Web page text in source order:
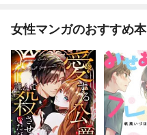
女性マンガのおすすめ本